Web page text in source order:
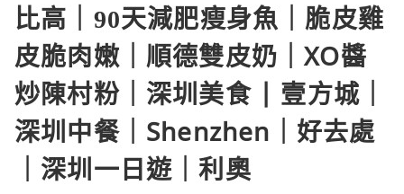
比高｜90天減肥瘦身魚｜脆皮雞
皮脆肉嫩｜順德雙皮奶｜XO醬
炒陳村粉｜深圳美食 | 壹方城｜
深圳中餐｜Shenzhen｜好去處
｜深圳一日遊｜利奧